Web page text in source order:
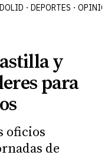
DEPORTES
y
para
oficios
de